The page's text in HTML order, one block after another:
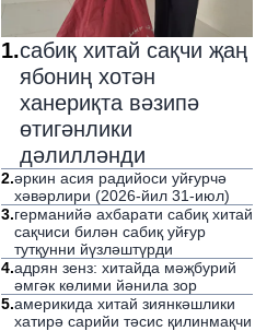
1.сабиқ хитай сақчи җаң
ябониң хотән
ханериқта вәзипә
өтигәнлики
дәлилләнди
2.әркин асия радийоси уйғурчә
хәвәрлири (2026-йил 31-июл)
3.германийә ахбарати сабиқ хитай
сақчиси билән сабиқ уйғур
тутқунни йүзләштүрди
4.адрян зенз: хитайда мәҗбурий
әмгәк көлими йәнила зор
5.америкида хитай зиянкәшлики
хатирә сарийи тәсис қилинмақчи